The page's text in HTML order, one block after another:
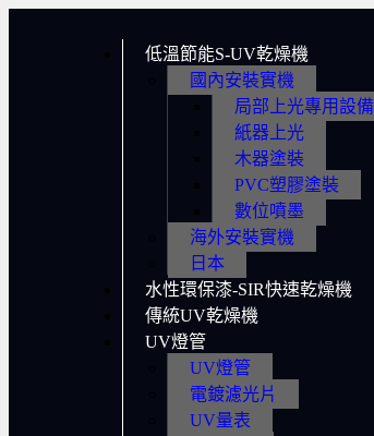
低溫節能S-UV乾燥機
國內安裝實機
局部上光專用設備
紙器上光
木器塗裝
PVC塑膠塗裝
數位噴墨
海外安裝實機
日本
水性環保漆-SIR快速乾燥機
傳統UV乾燥機
UV燈管
UV燈管
電鍍濾光片
UV量表